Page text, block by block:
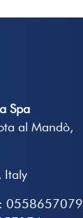
Spa
al Mandò,
Italy
0558657079